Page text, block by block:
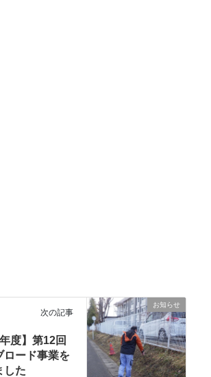
お知らせ
次の記事
度】第12回
ロード事業を
した